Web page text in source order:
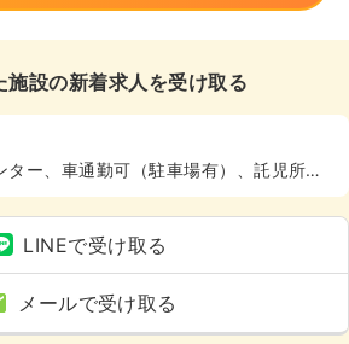
施設の新着求人を受け取る
ター、車通勤可（駐車場有）、託児所あ
LINEで受け取る
メールで受け取る